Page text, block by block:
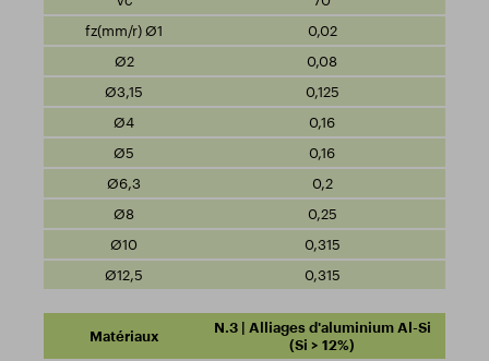
0,02
0,08
0,125
0,16
0,16
0,2
0,25
0,315
0,315
N.3 | Alliages d'aluminium Al-Si
(Si > 12%)